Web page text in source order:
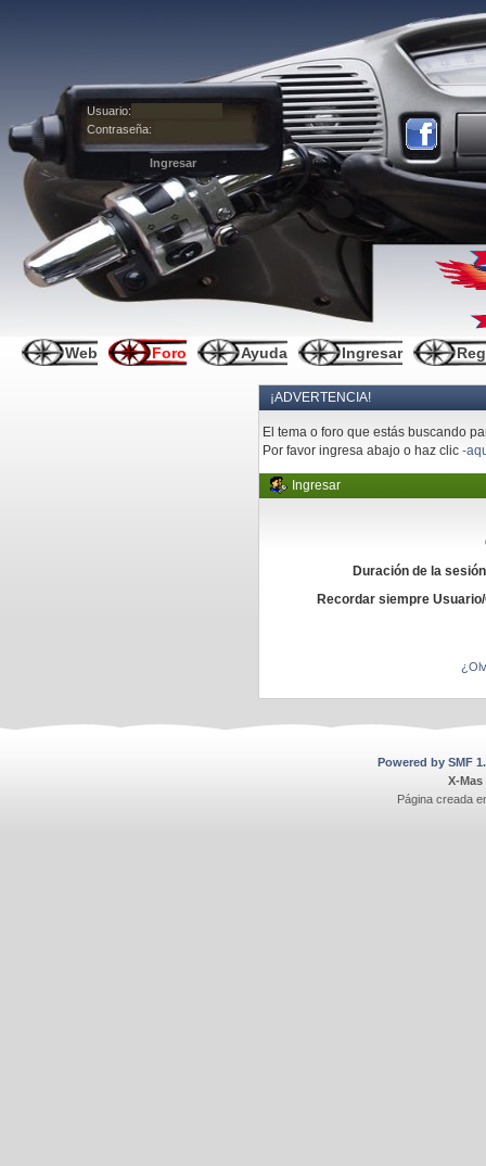
Usuario:
Contraseña:
Web Foro Ayuda Ingresar
¡ADVERTENCIA!
El tema o foro que estás buscando
Por favor ingresa abajo o haz clic-
Ingresar
Duración de la
Recordar siempre
Powered by SMF
X-Mas
Página creada